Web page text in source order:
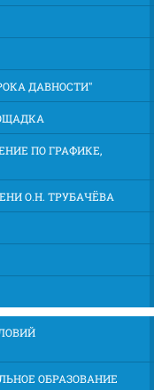
ДАВНОСТИ"
ПО ГРАФИКЕ,
О.Н. ТРУБАЧЁВА
ОБРАЗОВАНИЕ